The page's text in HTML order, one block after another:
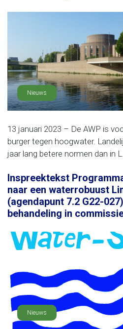
Nieuws
13 januari 2023 – De AWP is
burger tegen hoogwater.
jaar lang betere normen dan in
Inspreektekst
naar een waterrobuust
(agendapunt 7.2 G22-
behandeling in
Nieuws